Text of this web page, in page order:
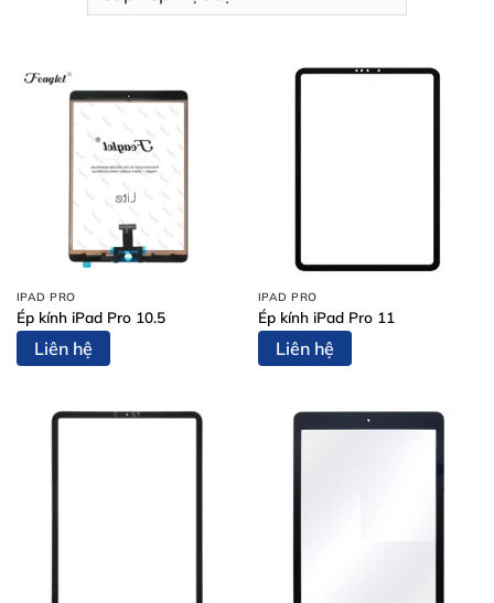
IPAD PRO
Ép kính iPad Pro 10.5
Liên hệ
IPAD PRO
Ép kính iPad Pro 11
Liên hệ